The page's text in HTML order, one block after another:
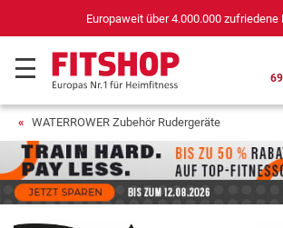
Europaweit über 4.000.000 zufriedene
WATERROWER Zubehör Rudergeräte